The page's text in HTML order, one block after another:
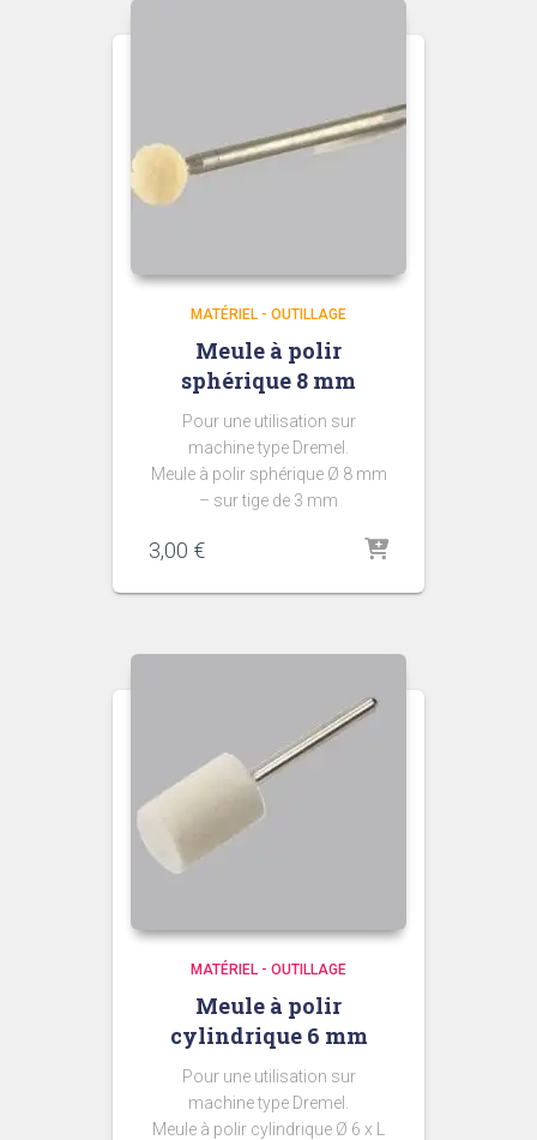
MATÉRIEL - OUTILLAGE
Meule à polir
sphérique 8 mm
Pour une utilisation sur
machine type Dremel.
Meule à polir sphérique Ø 8 mm
– sur tige de 3 mm
3,00 €
MATÉRIEL - OUTILLAGE
Meule à polir
cylindrique 6 mm
Pour une utilisation sur
machine type Dremel.
Meule à polir cylindrique Ø 6 x L